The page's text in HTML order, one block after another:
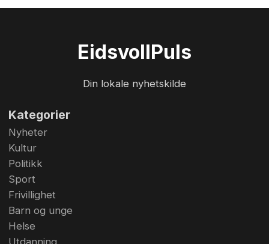
EidsvollPuls
Din lokale nyhetskilde
Kategorier
Nyheter
Kultur
Politikk
Sport
Frivillighet
Barn og unge
Helse
Utdanning